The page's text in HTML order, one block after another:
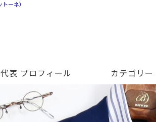
代表 プロフィール カテゴリー